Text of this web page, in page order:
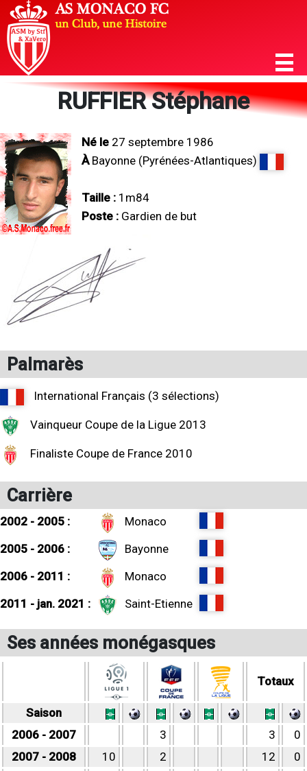
RUFFIER Stéphane
Né le 27 septembre 1986
ÀBayonne (Pyrénées-Atlantiques)
Taille : 1m84
Poste : Gardien de but
Palmarès
International Français (3 sélections)
Vainqueur Coupe de la Ligue 2013
Finaliste Coupe de France 2010
Carrière
2002 - 2005 :
Monaco
2005 - 2006 :
Bayonne
2006 - 2011 :
Monaco
2011 - jan. 2021 :
Saint-Etienne
Ses années monégasques
Totaux
Saison
2006 - 2007
3 3
0
2007 - 2008
10 2 12
0